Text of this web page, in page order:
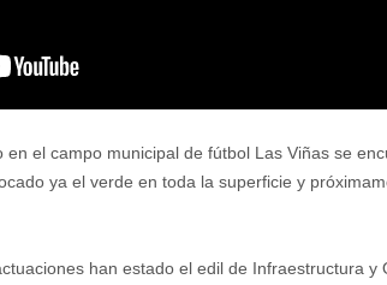
el campo municipal de fútbol Las Viñas se
ya el verde en toda la superficie y
han estado el edil de Infraestructura